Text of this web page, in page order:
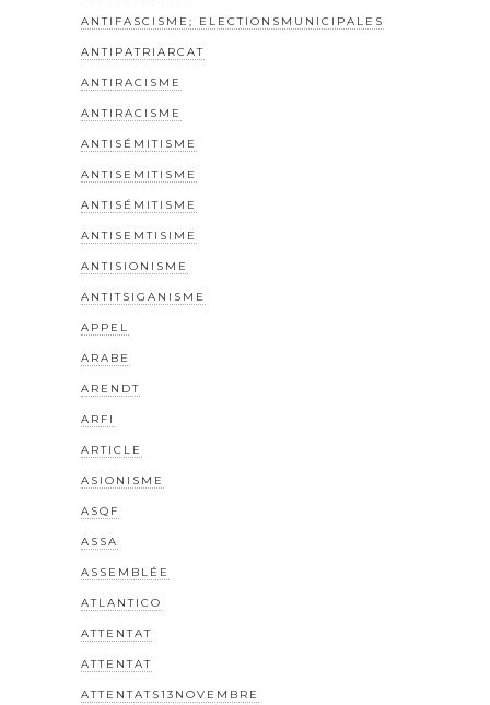
ANTIFASCISME; ELECTIONSMUNICIPALES
ANTIPATRIARCAT
ANTIRACISME
ANTIRACISME
ANTISÉMITISME
ANTISEMITISME
ANTISÉMITISME
ANTISEMTISIME
ANTISIONISME
ANTITSIGANISME
APPEL
ARABE
ARENDT
ARFI
ARTICLE
ASIONISME
ASQF
ASSA
ASSEMBLÉE
ATLANTICO
ATTENTAT
ATTENTAT
ATTENTATS13NOVEMBRE